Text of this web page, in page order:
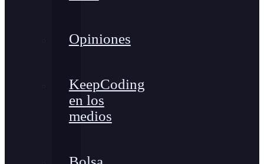
Opiniones
KeepCoding
en los
medios